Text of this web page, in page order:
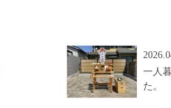
一人
た。